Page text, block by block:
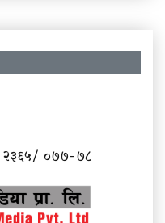
२३६५/ ०७७-७८